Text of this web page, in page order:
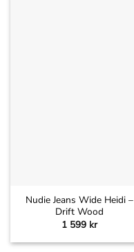
Nudie Jeans Wide Heidi –
Drift Wood
1 599 kr